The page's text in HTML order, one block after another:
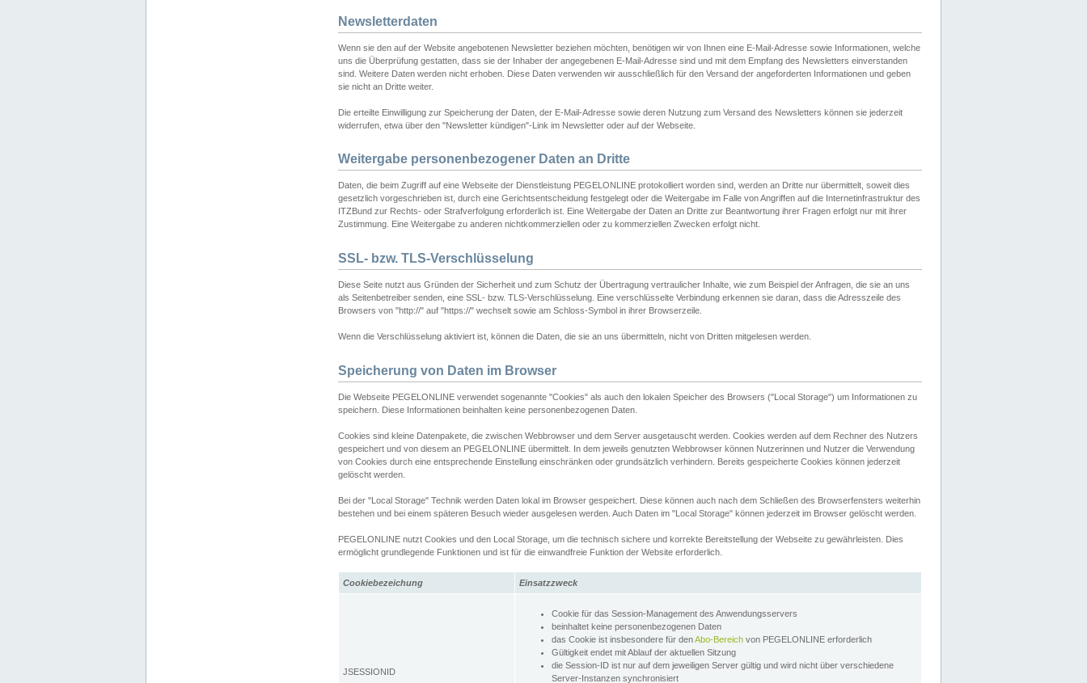
Newsletterdaten
Wenn sie den auf der Website angebotenen Newsletter beziehen möchten, benötigen wir von Ihnen eine E-Mail-Adresse sowie Informationen, welche
uns die Überprüfung gestatten, dass sie der Inhaber der angegebenen E-Mail-Adresse sind und mit dem Empfang des Newsletters einverstanden
sind. Weitere Daten werden nicht erhoben. Diese Daten verwenden wir ausschließlich für den Versand der angeforderten Informationen und geben
sie nicht an Dritte weiter.
Die erteilte Einwilligung zur Speicherung der Daten, der E-Mail-Adresse sowie deren Nutzung zum Versand des Newsletters können sie jederzeit
widerrufen, etwa über den "Newsletter kündigen"-Link im Newsletter oder auf der Webseite.
Weitergabe personenbezogener Daten an Dritte
Daten, die beim Zugriff auf eine Webseite der Dienstleistung PEGELONLINE protokolliert worden sind, werden an Dritte nur übermittelt, soweit dies
gesetzlich vorgeschrieben ist, durch eine Gerichtsentscheidung festgelegt oder die Weitergabe im Falle von Angriffen auf die Internetinfrastruktur des
ITZBund zur Rechts- oder Strafverfolgung erforderlich ist. Eine Weitergabe der Daten an Dritte zur Beantwortung ihrer Fragen erfolgt nur mit ihrer
Zustimmung. Eine Weitergabe zu anderen nichtkommerziellen oder zu kommerziellen Zwecken erfolgt nicht.
SSL- bzw. TLS-Verschlüsselung
Diese Seite nutzt aus Gründen der Sicherheit und zum Schutz der Übertragung vertraulicher Inhalte, wie zum Beispiel der Anfragen, die sie an uns
als Seitenbetreiber senden, eine SSL- bzw. TLS-Verschlüsselung. Eine verschlüsselte Verbindung erkennen sie daran, dass die Adresszeile des
Browsers von "http://" auf "https://" wechselt sowie am Schloss-Symbol in ihrer Browserzeile.
Wenn die Verschlüsselung aktiviert ist, können die Daten, die sie an uns übermitteln, nicht von Dritten mitgelesen werden.
Speicherung von Daten im Browser
Die Webseite PEGELONLINE verwendet sogenannte "Cookies" als auch den lokalen Speicher des Browsers ("Local Storage") um Informationen zu
speichern. Diese Informationen beinhalten keine personenbezogenen Daten.
Cookies sind kleine Datenpakete, die zwischen Webbrowser und dem Server ausgetauscht werden. Cookies werden auf dem Rechner des Nutzers
gespeichert und von diesem an PEGELONLINE übermittelt. In dem jeweils genutzten Webbrowser können Nutzerinnen und Nutzer die Verwendung
von Cookies durch eine entsprechende Einstellung einschränken oder grundsätzlich verhindern. Bereits gespeicherte Cookies können jederzeit
gelöscht werden.
Bei der "Local Storage" Technik werden Daten lokal im Browser gespeichert. Diese können auch nach dem Schließen des Browserfensters weiterhin
bestehen und bei einem späteren Besuch wieder ausgelesen werden. Auch Daten im "Local Storage" können jederzeit im Browser gelöscht werden.
PEGELONLINE nutzt Cookies und den Local Storage, um die technisch sichere und korrekte Bereitstellung der Webseite zu gewährleisten. Dies
ermöglicht grundlegende Funktionen und ist für die einwandfreie Funktion der Website erforderlich.
Cookiebezeichung Einsatzzweck
JSESSIONID
Cookie für das Session-Management des Anwendungsservers
beinhaltet keine personenbezogenen Daten
das Cookie ist insbesondere für denAbo-Bereich von PEGELONLINE erforderlich
Gültigkeit endet mit Ablauf der aktuellen Sitzung
die Session-ID ist nur auf dem jeweiligen Server gültig und wird nicht über verschiedene
Server-Instanzen synchronisiert